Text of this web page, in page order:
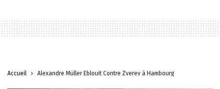
Accueil Alexandre Müller Éblouit Contre Zverev à Hambourg